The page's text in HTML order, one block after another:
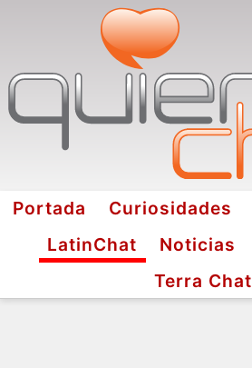
Portada Curiosidades
LatinChat
Noticias
Terra Chat